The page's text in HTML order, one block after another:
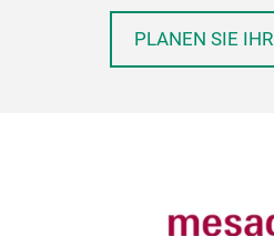
PLANEN SIE